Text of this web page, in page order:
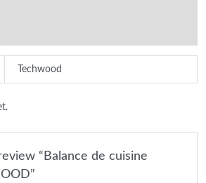
Techwood
“Balance de cuisine